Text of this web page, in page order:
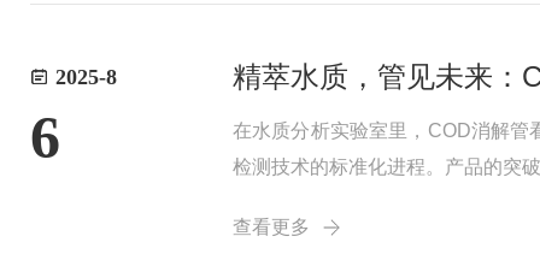
2025-8
6
精萃水质，管见未来：
在水质分析实验室里，COD消解管
检测技术的标准化进程。产品的突
聚四氟乙烯衬垫平衡...
查看更多